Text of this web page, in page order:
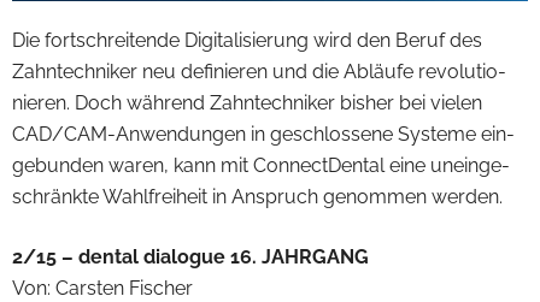
Die fort­schrei­tende Di­gi­ta­li­sie­rung wird den Be­ruf des
Zahn­tech­ni­ker neu de­fi­nie­ren und die Ab­läufe re­vo­lu­tio­
nie­ren. Doch wäh­rend Zahn­tech­ni­ker bis­her bei vie­len
CAD/CAM-Anwendungen in ge­schlos­sene Sys­teme ein­
ge­bun­den wa­ren, kann mit Con­nect­Den­tal eine un­ein­ge­
schränkte Wahl­frei­heit in An­spruch ge­nom­men wer­den.
2/15 – den­tal dia­lo­gue 16. JAHRGANG
Von: Carsten Fischer